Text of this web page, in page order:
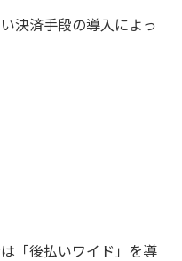
決済手段の導入によっ
「後払いワイド」を導